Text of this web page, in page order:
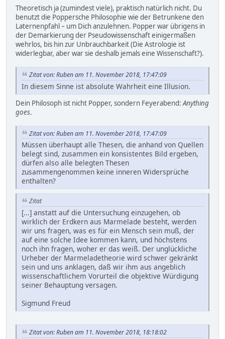
Theoretisch ja (zumindest viele), praktisch natürlich nicht. Du
benutzt die Poppersche Philosophie wie der Betrunkene den
Laternenpfahl – um Dich anzulehnen. Popper war übrigens in
der Demarkierung der Pseudowissenschaft einigermaßen
wehrlos, bis hin zur Unbrauchbarkeit (Die Astrologie ist
widerlegbar, aber war sie deshalb jemals eine Wissenschaft?).
Zitat von: Ruben am 11. November 2018, 17:47:09
In diesem Sinne ist absolute Wahrheit eine Illusion.
Dein Philosoph ist nicht Popper, sondern Feyerabend: Anything
goes.
Zitat von: Ruben am 11. November 2018, 17:47:09
Müssen überhaupt alle Thesen, die anhand von Quellen
belegt sind, zusammen ein konsistentes Bild ergeben,
dürfen also alle belegten Thesen
zusammengenommen keine inneren Widersprüche
enthalten?
Zitat
[...] anstatt auf die Untersuchung einzugehen, ob
wirklich der Erdkern aus Marmelade besteht, werden
wir uns fragen, was es für ein Mensch sein muß, der
auf eine solche Idee kommen kann, und höchstens
noch ihn fragen, woher er das weiß. Der unglückliche
Urheber der Marmeladetheorie wird schwer gekränkt
sein und uns anklagen, daß wir ihm aus angeblich
wissenschaftlichem Vorurteil die objektive Würdigung
seiner Behauptung versagen.
Sigmund Freud
Zitat von: Ruben am 11. November 2018, 18:18:02